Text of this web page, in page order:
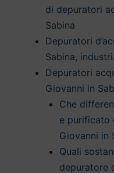
di depuratori
Sabina
Depuratori
Sabina,
Depuratori
Giovanni in
Che
e purificato
Giovanni in
Quali
depuratore